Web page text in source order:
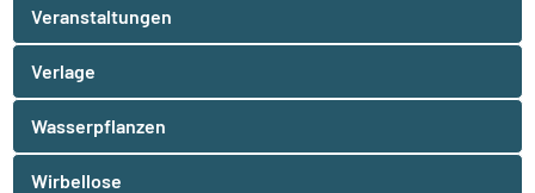
Veranstaltungen
Verlage
Wasserpflanzen
Wirbellose